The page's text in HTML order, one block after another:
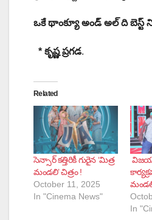
ఒకే థాంక్యూ అండ్ అల్ ది బెస్ట్
* కృష్ణ ప్రగడ.
Related
సెన్సార్ కత్తిరికీ గురైన ‘మిత్ర
మండలి’ చిత్రం !
October 11, 2025
In "Cinema News"
In